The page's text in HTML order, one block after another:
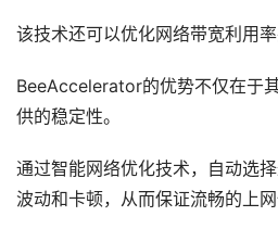
该技术还可以优化网络带宽利用
BeeAccelerator的优势不仅在于
供的稳定性。
通过智能网络优化技术，自动选
波动和卡顿，从而保证流畅的上网